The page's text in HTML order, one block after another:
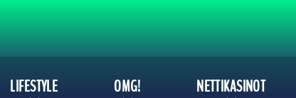
LIFESTYLE OMG! NETTIKASINOT